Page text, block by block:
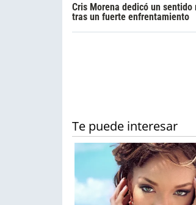
Cris Morena dedicó un
tras un fuerte enfrentamiento